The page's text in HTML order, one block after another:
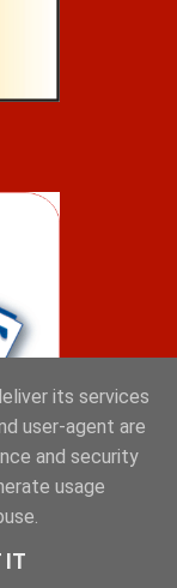
its services
user-agent are
and security
usage
IT